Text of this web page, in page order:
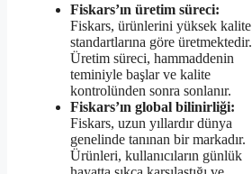
Fiskars’ın üretim süreci:
Fiskars, ürünlerini yüksek kalite
standartlarına göre üretmektedir.
Üretim süreci, hammaddenin
teminiyle başlar ve kalite
kontrolünden sonra sonlanır.
Fiskars’ın global bilinirliği:
Fiskars, uzun yıllardır dünya
genelinde tanınan bir markadır.
Ürünleri, kullanıcıların günlük